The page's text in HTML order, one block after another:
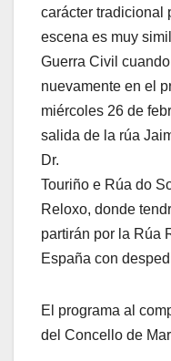
carácter tradicional
escena es muy
Guerra Civil
nuevamente en el
miércoles 26 de
salida de la rúa
Dr.
Touriño e Rúa do
Reloxo, donde
partirán por la Rúa
España con
El programa al
del Concello de